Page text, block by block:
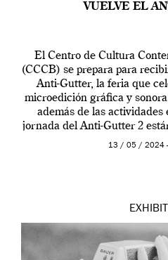
VUELVE EL
El Centro de Cultura
(CCCB) se prepara para
Anti-Gutter, la feria que
microedición gráfica y
además de las
jornada del Anti-Gutter 2
[…]
13 / 05 / 2024